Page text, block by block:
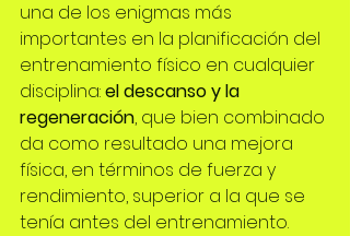
una de los enigmas más
importantes en la planificación del
entrenamiento físico en cualquier
disciplina: el descanso y la
regeneración, que bien combinado
da como resultado una mejora
física, en términos de fuerza y
rendimiento, superior a la que se
tenía antes del entrenamiento.